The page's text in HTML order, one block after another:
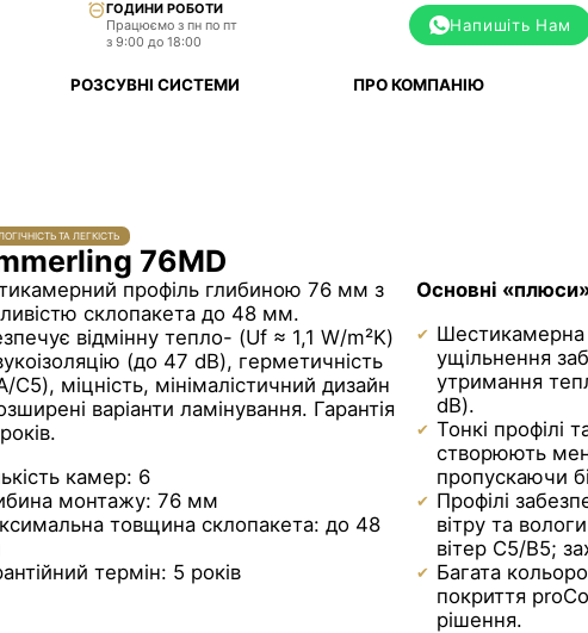
ГОДИНИ РОБОТИ
Працюємо з пн по пт
з 9:00 до 18:00
Напишіть Нам
РОЗСУВНІ СИСТЕМИ ПРО КОМПАНІЮ
ТА ЛЕГКІСТЬ
76MD
профіль глибиною 76 мм з
склопакета до 48 мм.
відмінну тепло- (Uf ≈ 1,1 W/m²K)
(до 47 dB), герметичність
C5), міцність, мінімалістичний дизайн
варіанти ламінування. Гарантія
камер: 6
монтажу: 76 мм
товщина склопакета: до 48
термін: 5 років
Основні
Шестикамерна
ущільнення
утримання
dB).
Тонкі профілі
створюють
пропускаючи
Профілі
вітру та
вітер C5/B5;
Багата
покриття
рішення.